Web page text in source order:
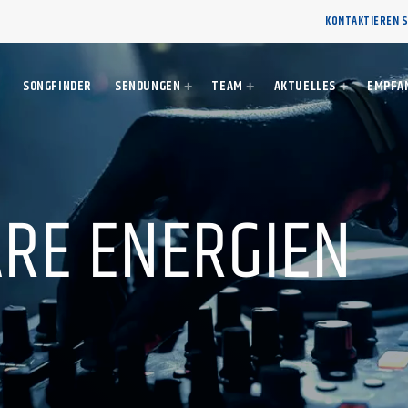
KONTAKTIEREN
SONGFINDER SENDUNGEN TEAM AKTUELLES
ENERGIEN